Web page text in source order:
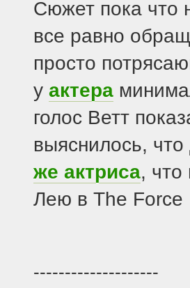
Сюжет пока что
все равно
просто
уактера
голос Ветт
выяснилось,
же актриса,
Лею в The Force
--------------------